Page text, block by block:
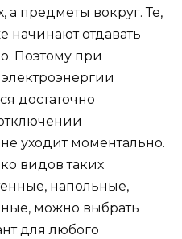
а предметы вокруг. Те,
начинают отдавать
Поэтому при
достаточно
уходит моментально.
видов таких
напольные,
можно выбрать
для любого